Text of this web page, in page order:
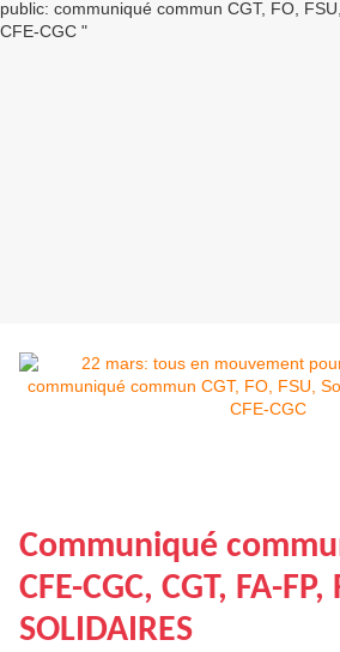
Communiqué
CFE-CGC, CGT, FA-
SOLIDAIRES